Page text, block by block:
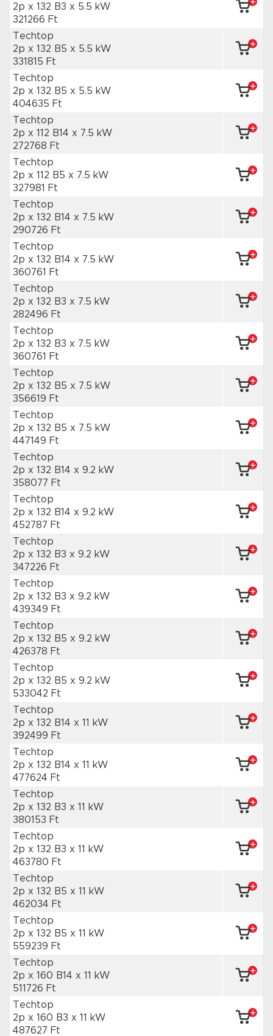
2p x 132 B3 x 5.5 kW
321266 Ft
Techtop
2p x 132 B5 x 5.5 kW
331815 Ft
Techtop
2p x 132 B5 x 5.5 kW
404635 Ft
Techtop
2p x 112 B14 x 7.5 kW
272768 Ft
Techtop
2p x 112 B5 x 7.5 kW
327981 Ft
Techtop
2p x 132 B14 x 7.5 kW
290726 Ft
Techtop
2p x 132 B14 x 7.5 kW
360761 Ft
Techtop
2p x 132 B3 x 7.5 kW
282496 Ft
Techtop
2p x 132 B3 x 7.5 kW
360761 Ft
Techtop
2p x 132 B5 x 7.5 kW
356619 Ft
Techtop
2p x 132 B5 x 7.5 kW
447149 Ft
Techtop
2p x 132 B14 x 9.2 kW
358077 Ft
Techtop
2p x 132 B14 x 9.2 kW
452787 Ft
Techtop
2p x 132 B3 x 9.2 kW
347226 Ft
Techtop
2p x 132 B3 x 9.2 kW
439349 Ft
Techtop
2p x 132 B5 x 9.2 kW
426378 Ft
Techtop
2p x 132 B5 x 9.2 kW
533042 Ft
Techtop
2p x 132 B14 x 11 kW
392499 Ft
Techtop
2p x 132 B14 x 11 kW
477624 Ft
Techtop
2p x 132 B3 x 11 kW
380153 Ft
Techtop
2p x 132 B3 x 11 kW
463780 Ft
Techtop
2p x 132 B5 x 11 kW
462034 Ft
Techtop
2p x 132 B5 x 11 kW
559239 Ft
Techtop
2p x 160 B14 x 11 kW
511726 Ft
Techtop
2p x 160 B3 x 11 kW
487627 Ft